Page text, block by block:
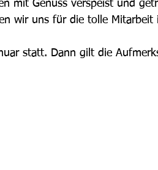
mit Genuss verspeist und
wir uns für die tolle Mitarbeit
statt. Dann gilt die